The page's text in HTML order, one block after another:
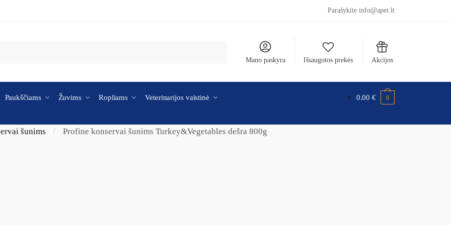
Parašykite info@apet.lt
Mano paskyra Išsaugotos prekės Akcijos
Paukščiams Žuvims Ropliams Veterinarijos vaistinė 0.00€ 0
šunims / Profine konservai šunims Turkey&Vegetables dešra 800g